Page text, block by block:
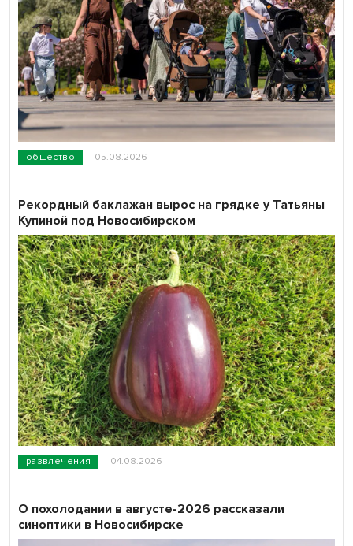
общество 05.08.2026
развлечения 04.08.2026
Рекордный баклажан вырос на грядке у Татьяны
Купиной под Новосибирском
О похолодании в августе-2026 рассказали
синоптики в Новосибирске